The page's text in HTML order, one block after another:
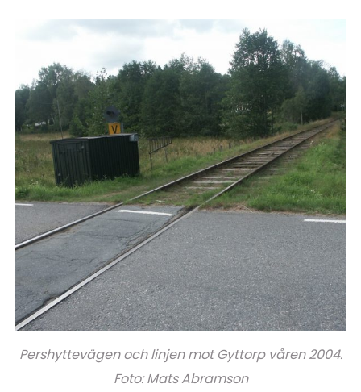
Pershyttevägen och linjen mot Gyttorp våren 2004.
Foto: Mats Abramson